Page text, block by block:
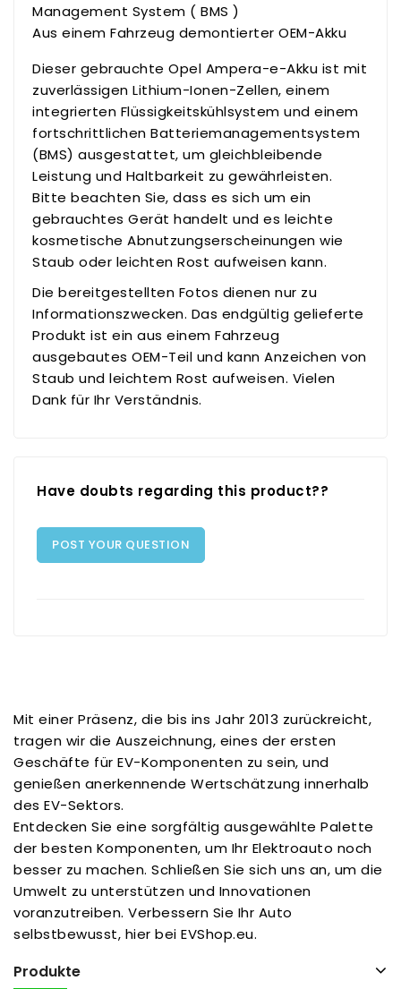
Management System ( BMS )
Aus einem Fahrzeug demontierter OEM-Akku
Dieser gebrauchte Opel Ampera-e-Akku ist mit
zuverlässigen Lithium-Ionen-Zellen, einem
integrierten Flüssigkeitskühlsystem und einem
fortschrittlichen Batteriemanagementsystem
(BMS) ausgestattet, um gleichbleibende
Leistung und Haltbarkeit zu gewährleisten.
Bitte beachten Sie, dass es sich um ein
gebrauchtes Gerät handelt und es leichte
kosmetische Abnutzungserscheinungen wie
Staub oder leichten Rost aufweisen kann.
Die bereitgestellten Fotos dienen nur zu
Informationszwecken. Das endgültig gelieferte
Produkt ist ein aus einem Fahrzeug
ausgebautes OEM-Teil und kann Anzeichen von
Staub und leichtem Rost aufweisen. Vielen
Dank für Ihr Verständnis.
Have doubts regarding this product??
POST YOUR QUESTION
Mit einer Präsenz, die bis ins Jahr 2013 zurückreicht,
tragen wir die Auszeichnung, eines der ersten
Geschäfte für EV-Komponenten zu sein, und
genießen anerkennende Wertschätzung innerhalb
des EV-Sektors.
Entdecken Sie eine sorgfältig ausgewählte Palette
der besten Komponenten, um Ihr Elektroauto noch
besser zu machen. Schließen Sie sich uns an, um die
Umwelt zu unterstützen und Innovationen
voranzutreiben. Verbessern Sie Ihr Auto
selbstbewusst, hier bei EVShop.eu.
Produkte